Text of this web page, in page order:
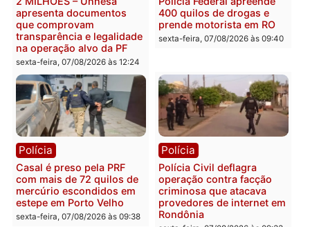
Marcos Rogério apresenta
Plano de Governo com
228 projetos, metas
públicas e
acompanhamento de
resultados
sexta-feira, 07/08/2026 às 18:49
Eleições 2026: Pastor
Evanildo pode ser o
primeiro pastor de
sexta-feira, 07/08/2026 às
Polícia
2 MILHÕES – Unnesa
apresenta documentos
Polícia
Polícia Federal apreende
400 quilos de drogas e